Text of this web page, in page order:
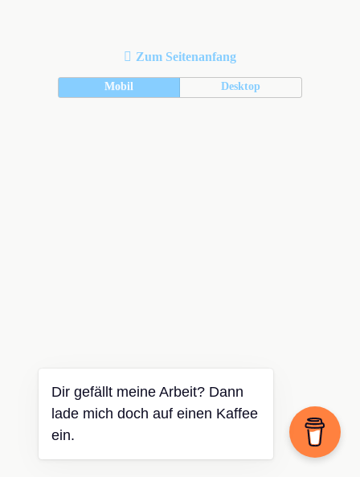
Zum Seitenanfang
Mobil Desktop
Dir gefällt meine Arbeit? Dann
lade mich doch auf einen Kaffee
ein.